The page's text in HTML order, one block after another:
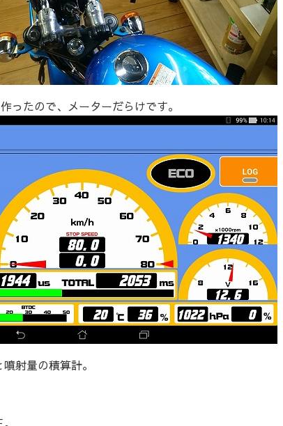
ったので、メーターだらけです。
射量の積算計。